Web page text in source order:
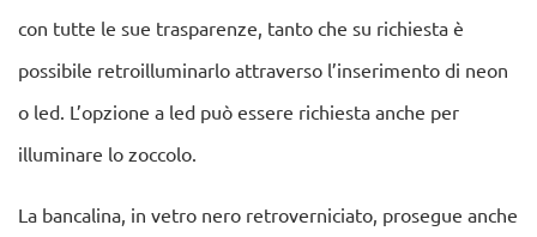
con tutte le sue trasparenze, tanto che su richiesta è
possibile retroilluminarlo attraverso l’inserimento di neon
o led. L’opzione a led può essere richiesta anche per
illuminare lo zoccolo.
La bancalina, in vetro nero retroverniciato, prosegue anche